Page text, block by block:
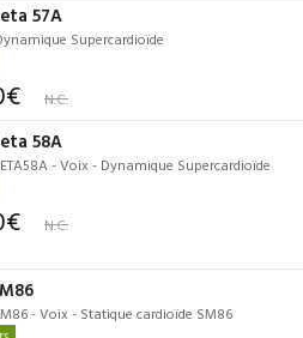
57A
Supercardioïde
N.C.
58A
- Voix - Dynamique Supercardioïde
N.C.
- Voix - Statique cardioïde SM86